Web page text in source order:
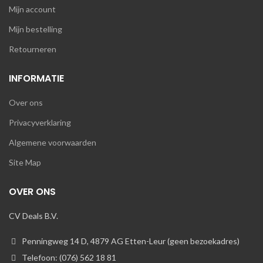
Mijn account
Mijn bestelling
Retourneren
INFORMATIE
Over ons
Privacyverklaring
Algemene voorwaarden
Site Map
OVER ONS
CV Deals B.V.
Penningweg 14 D, 4879 AG Etten-Leur (geen bezoekadres)
Telefoon: (076) 562 18 81